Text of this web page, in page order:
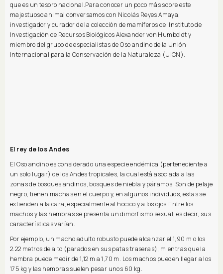
que es un tesoro nacional.Para conocer un poco más sobre este
majestuoso animal conversamos con Nicolás Reyes Amaya,
investigador y curador de la colección de mamíferos del Instituto de
Investigación de Recursos Biológicos Alexander von Humboldt y
miembro del grupo de especialistas de Oso andino de la Unión
Internacional para la Conservación de la Naturaleza (UICN).
El rey de los Andes
El Oso andino es considerado una especie endémica (perteneciente a
un solo lugar) de los Andes tropicales, la cual está asociada a las
zonas de bosques andinos, bosques de niebla y páramos. Son de pelaje
negro, tienen machas en el cuerpo y, en algunos individuos, estas se
extienden a la cara, especialmente al hocico y a los ojos.Entre los
machos y las hembras se presenta un dimorfismo sexual, es decir, sus
características varían.
Por ejemplo, un macho adulto robusto puede alcanzar el 1,90 m o los
2.22 metros de alto (parados en sus patas traseras); mientras que la
hembra puede medir de 1,12 m a 1,70 m. Los machos pueden llegar a los
175 kg y las hembras suelen pesar unos 60 kg.